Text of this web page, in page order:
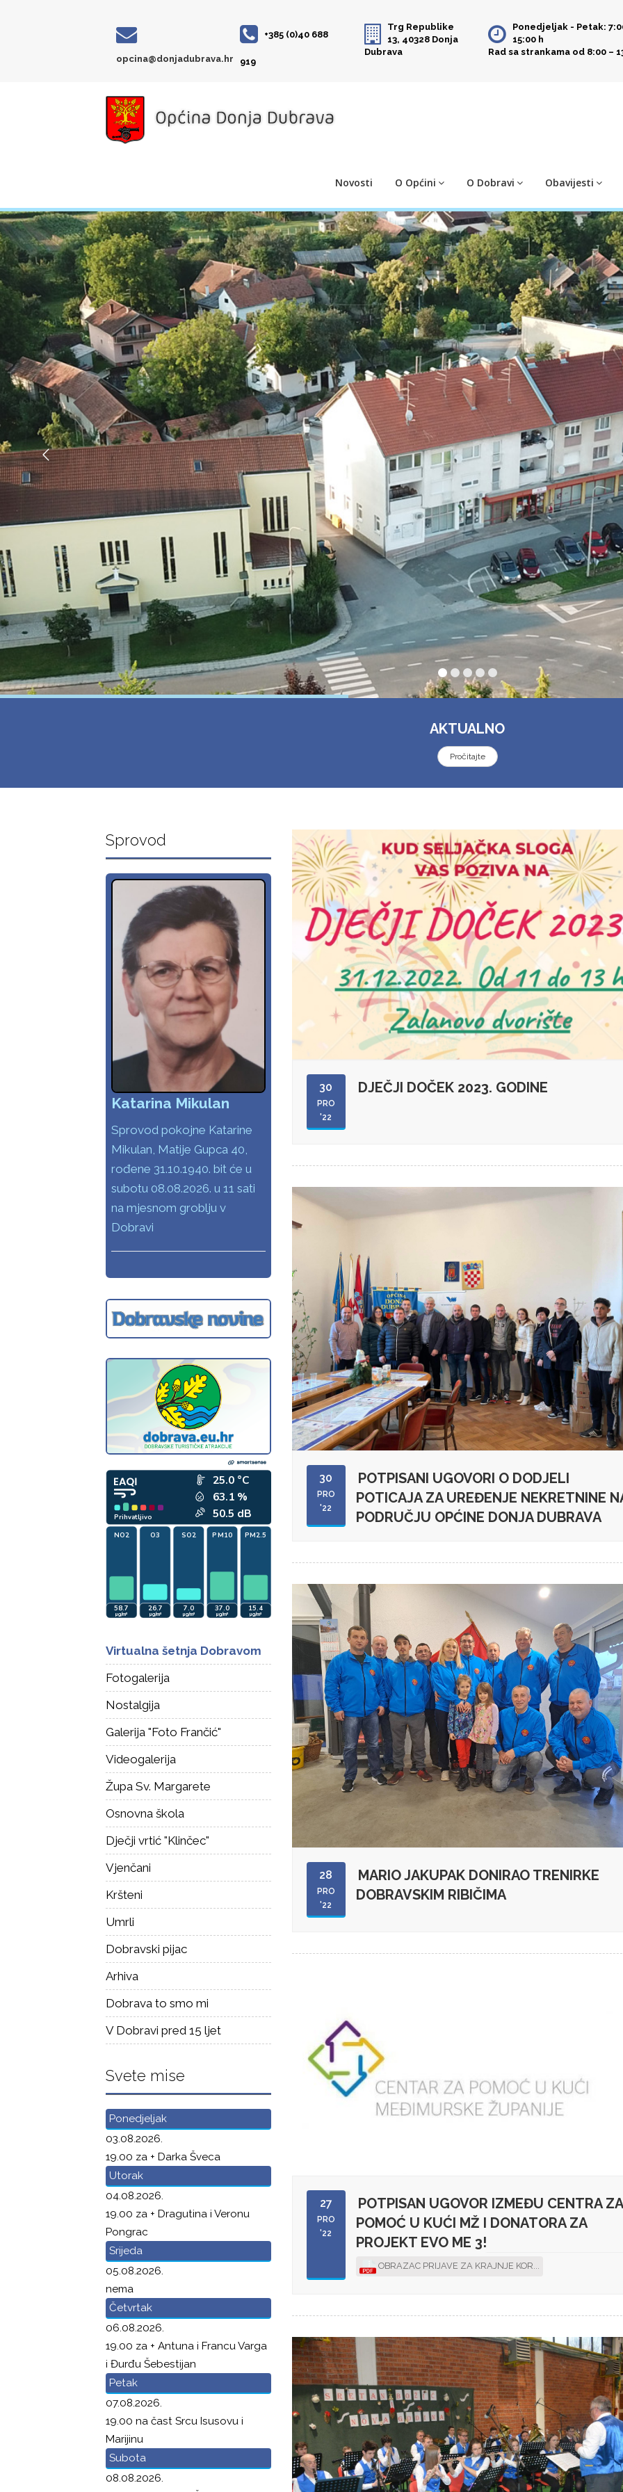
opcina@donjadubrava.hr
+385 (0)40 688
919
Trg Republike
13, 40328 Donja
Dubrava
Ponedjeljak - Petak:
15:00 h
Rad sa strankama od 8:00 –
Novosti O Općini O Dobravi Obavijesti
AKTUALNO
Pročitajte
Sprovod
Katarina Mikulan
Sprovod pokojne Katarine
Mikulan, Matije Gupca 40,
rođene 31.10.1940. bit će u
subotu 08.08.2026. u 11 sati
na mjesnom groblju v
Dobravi
Virtualna šetnja Dobravom
Fotogalerija
Nostalgija
Galerija "Foto Frančić"
Videogalerija
Župa Sv. Margarete
Osnovna škola
Dječji vrtić "Klinčec"
Vjenčani
Kršteni
Umrli
Dobravski pijac
Arhiva
Dobrava to smo mi
V Dobravi pred 15 ljet
Svete mise
Ponedjeljak
03.08.2026.
19.00 za + Darka Šveca
Utorak
04.08.2026.
19.00 za + Dragutina i Veronu
Pongrac
Srijeda
05.08.2026.
nema
Četvrtak
06.08.2026.
19.00 za + Antuna i Francu Varga
i Đurđu Šebestijan
Petak
07.08.2026.
19.00 na čast Srcu Isusovu i
Marijinu
Subota
08.08.2026.
30
PRO
'22
DJEČJI DOČEK 2023. GODINE
30
PRO
'22
POTPISANI UGOVORI O DODJELI
POTICAJA ZA UREĐENJE NEKRETNINE
PODRUČJU OPĆINE DONJA DUBRAVA
28
PRO
'22
MARIO JAKUPAK DONIRAO TRENIRKE
DOBRAVSKIM RIBIČIMA
27
PRO
'22
POTPISAN UGOVOR IZMEĐU CENTRA ZA
POMOĆ U KUĆI MŽ I DONATORA ZA
PROJEKT EVO ME 3!
OBRAZAC PRIJAVE ZA KRAJNJE KOR...